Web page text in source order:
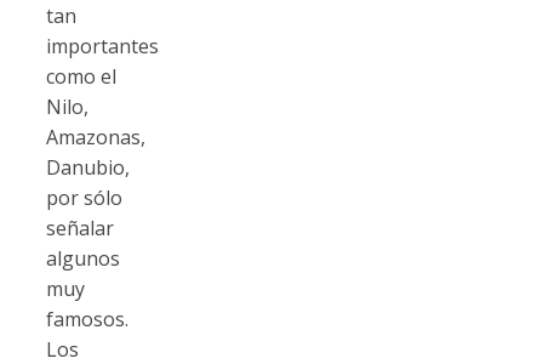
tan
importantes
como el
Nilo,
Amazonas,
Danubio,
por sólo
señalar
algunos
muy
famosos.
Los